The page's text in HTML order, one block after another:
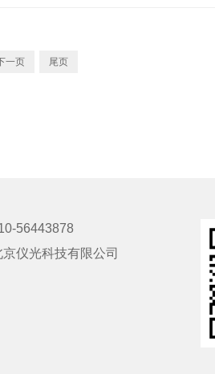
一页 尾页
56443878
京仪光科技有限公司